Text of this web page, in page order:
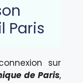
Paris
sur
de Paris,